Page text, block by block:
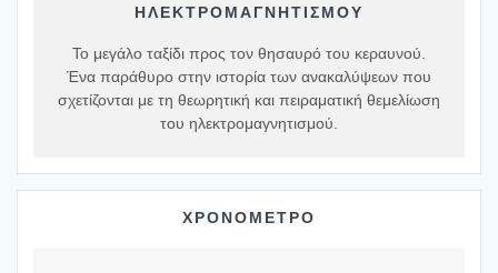
ΗΛΕΚΤΡΟΜΑΓΝΗΤΙΣΜΟΎ
Το μεγάλο ταξίδι προς τον θησαυρό του κεραυνού.
Ένα παράθυρο στην ιστορία των ανακαλύψεων που
σχετίζονται με τη θεωρητική και πειραματική θεμελίωση
του ηλεκτρομαγνητισμού.
ΧΡΟΝΟΜΕΤΡΟ